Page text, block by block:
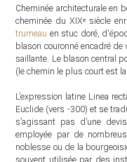
Cheminée architecturale en
cheminée du XIXᵉ siècle
trumeau en stuc doré,
blason couronné encadré
saillante. Le blason central
(le chemin le plus court est
L’expression latine Linea
Euclide (vers -300) et se
s’agissant pas d’une
employée par de
noblesse ou de la
souvent utilisée par des